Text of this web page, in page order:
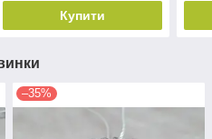
Купити
–35%